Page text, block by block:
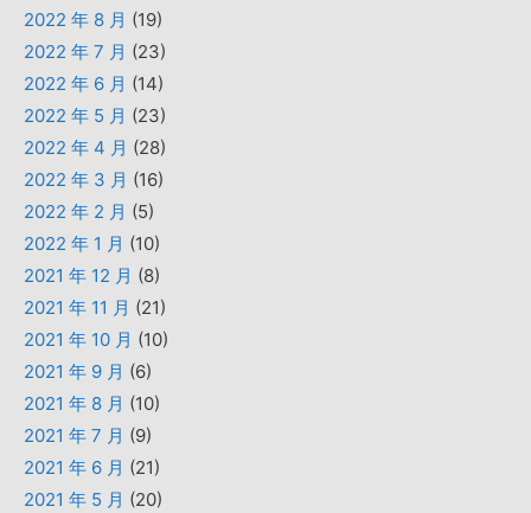
2022 年 8 月 (19)
2022 年 7 月 (23)
2022 年 6 月 (14)
2022 年 5 月 (23)
2022 年 4 月 (28)
2022 年 3 月 (16)
2022 年 2 月 (5)
2022 年 1 月 (10)
2021 年 12 月 (8)
2021 年 11 月 (21)
2021 年 10 月 (10)
2021 年 9 月 (6)
2021 年 8 月 (10)
2021 年 7 月 (9)
2021 年 6 月 (21)
2021 年 5 月 (20)